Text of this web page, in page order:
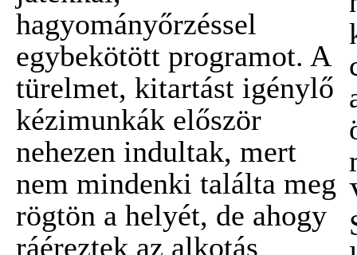
hagyományőrzéssel
egybekötött programot. A
türelmet, kitartást igénylő
kézimunkák először
nehezen indultak, mert
nem mindenki találta meg
rögtön a helyét, de ahogy
ráéreztek az alkotás